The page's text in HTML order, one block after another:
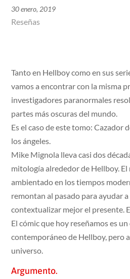
30 enero, 2019
Reseñas
Tanto en Hellboy como en sus
vamos a encontrar con la misma
investigadores paranormales
partes más oscuras del mundo.
Es el caso de este tomo: Cazador
los ángeles.
Mike Mignola lleva casi dos
mitología alrededor de Hellboy. El
ambientado en los tiempos
remontan al pasado para ayudar
contextualizar mejor el presente.
El cómic que hoy reseñamos es
contemporáneo de Hellboy, pero
universo.
Argumento.